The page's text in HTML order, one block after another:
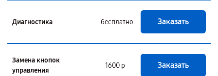
Диагностика бесплатно Заказать
Замена кнопок
управления
1600 р Заказать